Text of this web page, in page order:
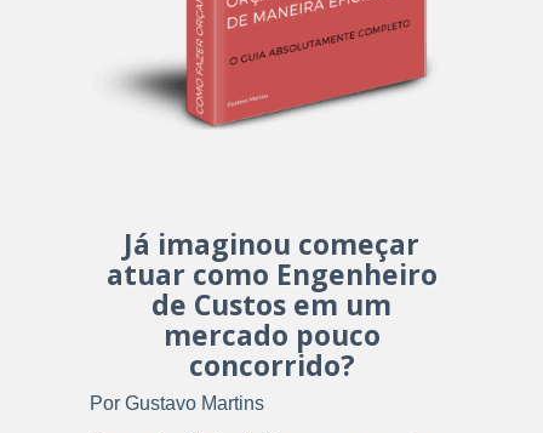
Já imaginou começar
atuar como Engenheiro
de Custos em um
mercado pouco
concorrido?
Por Gustavo Martins